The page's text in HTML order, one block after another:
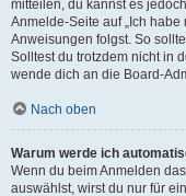
mitteilen, du kannst es
Anmelde-Seite auf „Ich
Anweisungen folgst. So
Solltest du trotzdem nicht in
wende dich an die Board-
Nach oben
Warum werde ich
Wenn du beim Anmelden
auswählst, wirst du nur für